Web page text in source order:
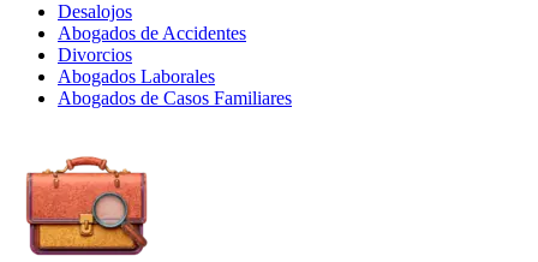
Desalojos
Abogados de Accidentes
Divorcios
Abogados Laborales
Abogados de Casos Familiares